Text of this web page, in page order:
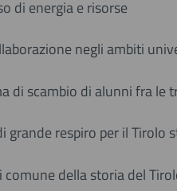
di energia e risorse
negli ambiti
di scambio di alunni fra le
respiro per il Tirolo
della storia del